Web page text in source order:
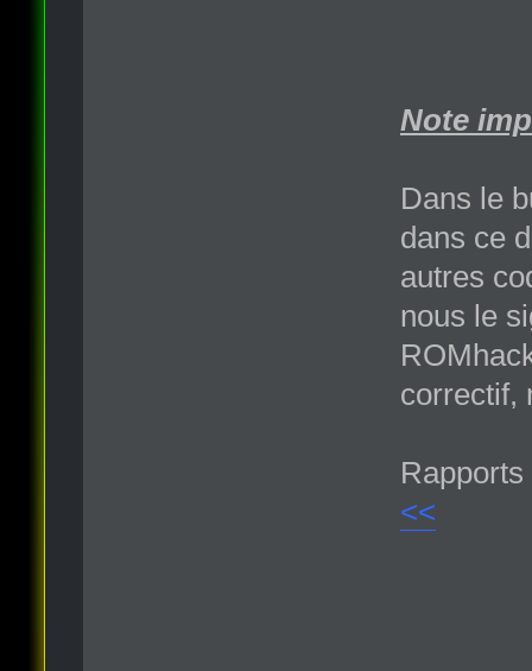
Note
Dans le
dans ce
autres
nous le
correctif,
<<